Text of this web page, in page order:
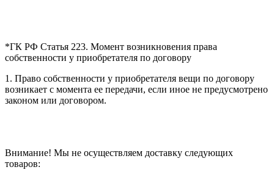
*ГК РФ Статья 223. Момент возникновения права
собственности у приобретателя по договору
1. Право собственности у приобретателя вещи по договору
возникает с момента ее передачи, если иное не предусмотрено
законом или договором.
Внимание! Мы не осуществляем доставку следующих
товаров: